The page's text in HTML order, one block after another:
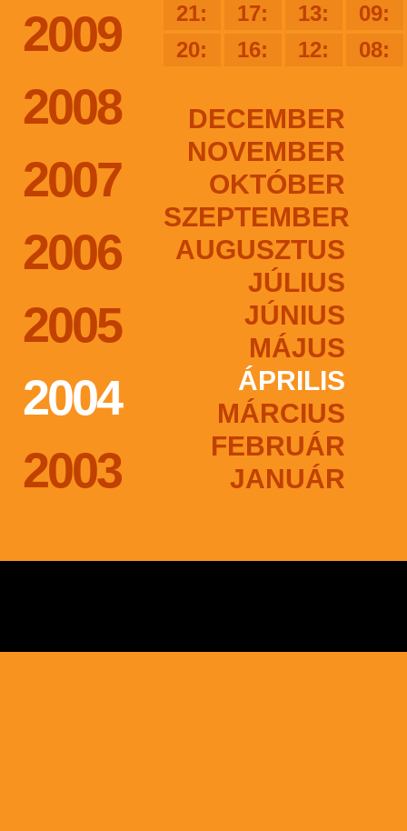
2009
2008
2007
2006
2005
2004
2003
21:
17: 13:
09:
20:
16: 12: 08:
DECEMBER
NOVEMBER
OKTÓBER
SZEPTEMBER
AUGUSZTUS
JÚLIUS
JÚNIUS
MÁJUS
ÁPRILIS
MÁRCIUS
FEBRUÁR
JANUÁR